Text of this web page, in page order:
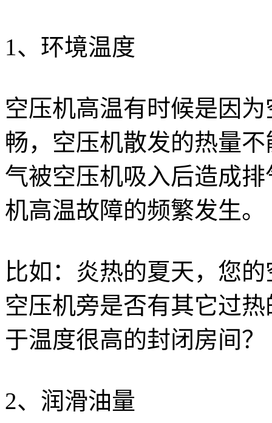
1、环境温度
空压机高温有时候是因
畅，空压机散发的热量
气被空压机吸入后造成
机高温故障的频繁发生。
比如：炎热的夏天，您
空压机旁是否有其它过
于温度很高的封闭房间？
2、润滑油量